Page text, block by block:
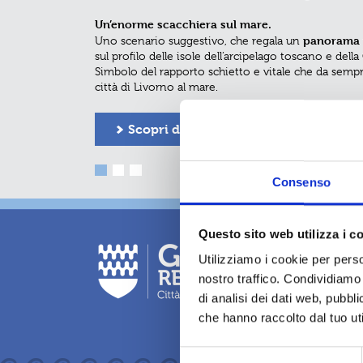
Consenso
Questo sito web utilizza i
Utilizziamo i cookie per
nostro traffico.
di analisi dei dati web,
che hanno raccolto dal tuo
Un’enorme scacchiera sul mare.
Uno scenario suggestivo, che regala un panorama
sul profilo delle isole dell’arcipelago toscano e della
Simbolo del rapporto schietto e vitale che da
città di Livorno al mare.
Scopri di più
Il tragitto dellaCoppa Barontinipercorre tutti i
suggestivi degli storici quartieriVenezia,Pontino,
delpentagono del Buontalenti, in una gara che
spettacolo sportivo ma anche un omaggio alle
unicità della città di Livorno.
Scopri di più
LeTorre della Meloria, punto di partenza della
Risiatori, affiora dalle omonime secche in una
bassifondi a circa 3 miglia dal porto diLivorno.
numerosi naufragi fin dall’epoca romana, era
degli gli antichi“arrisicatori”
Scopri di più
Largo del
57123 Livorno
C.F.: